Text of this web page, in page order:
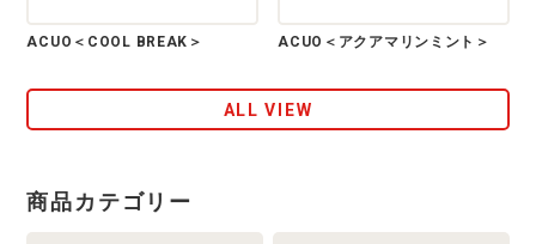
ACUO＜COOL BREAK＞ ACUO＜アクアマリンミント＞
ALL VIEW
商品カテゴリー